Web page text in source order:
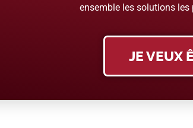
ensemble les solutions
JE VEUX